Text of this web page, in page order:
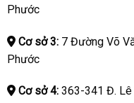
Phước
Cơ sở 3:7 Đường Võ
Phước
Cơ sở 4:363-341 Đ. Lê